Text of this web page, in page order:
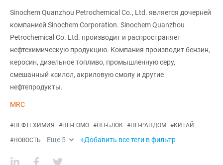
Sinochem Quanzhou Petrochemical Co., Ltd. является дочерней
компанией Sinochem Corporation. Sinochem Quanzhou
Petrochemical Co. Ltd. производит и распространяет
нефтехимическую продукцию. Компания производит бензин,
керосин, дизельное топливо, промышленную серу,
смешанный ксилол, акриловую смолу и другие
нефтепродукты.
MRC
#НЕФТЕХИМИЯ #ПП-ГОМО #ПП-БЛОК #ПП-РАНДОМ #КИТАЙ
#НОВОСТЬ Еще 5 +Добавить все теги в фильтр